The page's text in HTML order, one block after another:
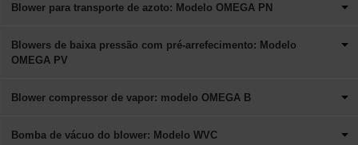
Blower para transporte de azoto: Modelo OMEGA PN
Blowers de baixa pressão com pré-arrefecimento: Modelo
OMEGA PV
Blower compressor de vapor: modelo OMEGA B
Bomba de vácuo do blower: Modelo WVC